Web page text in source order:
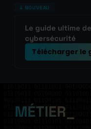
↓ NOUVEAU
Le guide ultime
cybersécurité
Télécharger le
01100101 00100000
01100101 01110010
01110001 01110101
MÉTIER